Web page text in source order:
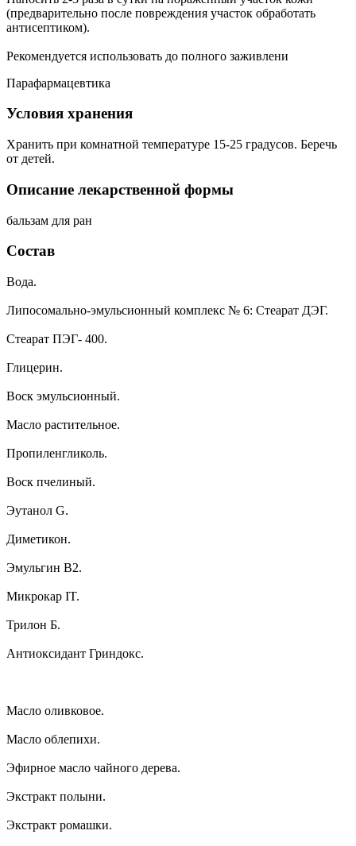
(предварительно после повреждения участок обработать
антисептиком).
Рекомендуется использовать до полного заживлени
Парафармацевтика
Условия хранения
Хранить при комнатной температуре 15-25 градусов. Беречь
от детей.
Описание лекарственной формы
бальзам для ран
Состав
Вода.
Липосомально-эмульсионный комплекс № 6: Стеарат ДЭГ.
Стеарат ПЭГ- 400.
Глицерин.
Воск эмульсионный.
Масло растительное.
Пропиленгликоль.
Воск пчелиный.
Эутанол G.
Диметикон.
Эмульгин В2.
Микрокар IT.
Трилон Б.
Антиоксидант Гриндокс.
Масло оливковое.
Масло облепихи.
Эфирное масло чайного дерева.
Экстракт полыни.
Экстракт ромашки.